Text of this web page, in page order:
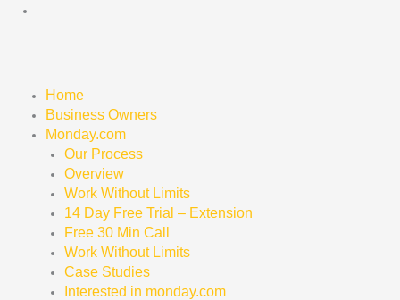
Skip
Home
Business Owners
Monday.com
Our Process
Overview
Work Without Limits
14 Day Free Trial – Extension
Free 30 Min Call
Work Without Limits
Case Studies
Interested in monday.com